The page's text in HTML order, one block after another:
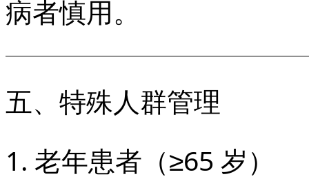
病者慎用。
五、特殊人群管理
1. 老年患者（≥65 岁）